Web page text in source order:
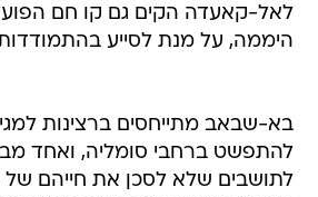
לאל-קאעדה הקים גם קו חם
היממה, על מנת לסייע
בא-שבאב מתייחסים ברצינות
להתפשט ברחבי סומליה, ואחד
לתושבים שלא לסכן את חייהם של